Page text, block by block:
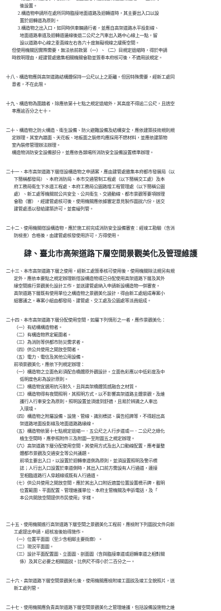
                  後設置。
                2.構造物申請所在處所同時臨接地面道路及迴轉道時，其主要出入口以設
                  置於迴轉道為原則。
                3.構造物之出入口，如同時供車輛通行者，並應自高架道路水平投影線、
                  地面道路車道及迴轉道邊線後退二公尺之汽車出入路中心線上一點，留
                  設以道路中心線之垂直線左右各六十度無礙視線之緩衝空間。
          但使用機關因實際需要，無法依前款第（一）、（二）目規定退縮時，得於申請
    十八、構造物應與高架道路結構體保持一公尺以上之距離。但因特殊需要，經新工處同
    十九、構造物為圍牆者，除應依第十七點之規定退縮外，其高度不得逾二公尺，且透空
    二十、構造物之防火構造、衛生設備、防火避難設備及結構安全，應依建築技術規則規
          定辦理。其室內牆面、天花板、地板面之裝修均應採用不燃材料，並應依建築物
          室內裝修管理辦法辦理。
    二十一、本市高架道路下層搭設構造物之申請案，應由建管處邀集本府都市發展局（以
            下簡稱都發局）、本府消防局、本市交通管制工程處（以下簡稱交工處）及本
            府工務局衛生下水道工程處、本府工務局公園路燈工程管理處（以下簡稱公園
            處）、新工處等機關就公共安全、公共衛生、交通動線、都市景觀等要項辦理
            會勘（審），經建管處核可後，使用機關應依據審定意見製作圖說六份，送交
    二十二、使用機關搭設構造物，應於施工前完成消防安全設備審查：經竣工勘驗（含消
肆、臺北市高架道路下層空間景觀美化及管理維護
    二十三、本市高架道路下層之使用，經新工處簽奉核可使用後，使用機關除法規另有規
            定外，應依本要點之規定辦理新搭設構造物或已分配使用高架道路下層及其外
            緣空間進行景觀美化設計工作，並送建管處納入申請新設構造物一併審查。
            高架道路下層既有使用單位之構造物之景觀美化設計，得由新工處組成專案小
    二十四、本市高架道路下層分配使用空間，如屬下列情形之一者，應作景觀美化：
            （一）有結構構造物者。
            （二）有構造物界定範圍者。
            （三）為消防等供都市防災需求者。
            （四）供公共使用之開放空間者。
            （五）電力、電信及其他公用設備。
            前項景觀美化，應依下列規定辦理：
            （一）構造物之立面色彩須配合橋體原外觀設計。立面色彩應以中低彩度及中
                  低明度色彩為設計原則。
            （二）構造物宜選用抗污耐久，且與高架橋體質感融合之材質。
            （三）構造物得有夜間照明，其照明方式，以不影響高架道路主體景觀，及維
                  護行人行車安全為原則。照明設置並須達到舒適，且易於辨識之人車出
                  入環境。
            （四）構造物之附屬設備、設施、管線、識別標誌、廣告招牌等，不得超出高
                  架道路地面投影線及地面道路路緣線。
            （五）構造物依第十七點規定退縮一．五公尺之人行步道或一．二公尺之綠化
                  植生空間時，應參照附件三及附圖一至附圖五之規定辦理。
            （六）高架道路下層分配使用空間，其使用方式及出入口動線配置，應考量整
                  體都市景觀及交通安全等公共議題。
                  前項主要出入口，以設置於迴轉車道側為原則，並須設置照明及警示標
                  誌；人行出入口設置於車道側時，其出入口前方需設有人行通道，連接
                  至相臨道路行人穿越線或既有人行通道。
            （七）供公共使用之開放空間，應於其出入口附近適當位置設置標示牌，載明
                  位置範圍、平面配置、管理維護單位、本府主管機關及申訴電話，及「
                  本公共開放空間提供市民使用」字樣。
    二十五、使用機關進行高架道路下層空間之景觀美化工程前，應檢附下列圖說文件向新
            工處提出申請，經核准後始得施作。
            （一）位置平面圖（至少含相鄰主要街廓）。
            （二）現況平面圖。
            （三）設計平面配置圖、立面圖、剖面圖（含與臨接車道或迴轉車道之相對關
    二十六、高架道路下層空間景觀美化後，使用機關應檢附竣工圖說及竣工全貌照片，送
    二十七、使用機關應負責高架道路下層空間景觀美化之管理維護，包括設備設施物之維